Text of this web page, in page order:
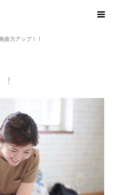
疫力アップ！！